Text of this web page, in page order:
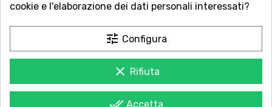
Servizio Clienti sempre con te
Contattaci online oppure chiama per
qualsiasi informazione.
Ingredienti: Lenticchie piccole rosse bio. Origine: Italia
cookie e l'elaborazione dei dati personali interessati?
tune Configura
clear Rifiuta
done_all Accetta